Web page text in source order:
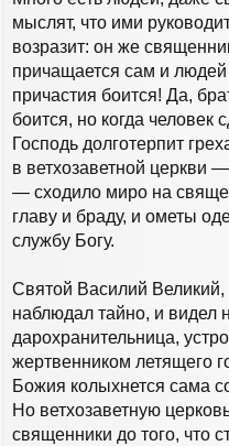
мыслят, что ими
возразит: он же
причащается сам и
причастия боится! Да,
боится, но когда человек
Господь долготерпит
в ветхозаветной церкви
— сходило миро на
главу и браду, и ометы
службу Богу.
Святой Василий Великий,
наблюдал тайно, и видел
дарохранительница,
жертвенником летящего
Божия колыхнется сама
Но ветхозаветную
священники до того, что